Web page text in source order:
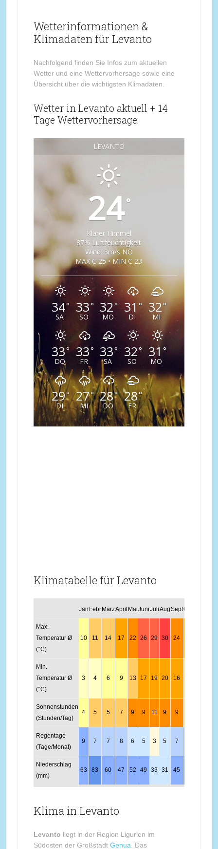
Wetterinformationen &
Klimadaten für Levanto
Nachfolgend finden Sie Infos zum aktuellen
Wetter und eine Wettervorhersage sowie eine
Übersicht über die wichtigsten Klimadaten.
Wetter in Levanto aktuell + 14
Tage Wettervorhersage:
LEVANTO
24°
Klarer Himmel
87% Luftfeuchtigkeit
Wind: 3m/s NO
MAX C 25 • MIN C 23
34°
SA
33°
SO
32°
MO
31°
DI
32°
MI
33°
DO
33°
FR
33°
SA
32°
SO
31°
MO
29°
DI
27°
MI
28°
DO
28°
FR
Klimatabelle für Levanto
Jan Febr MärzApril MaiJuniJuliAugSeptOkt
Max.
Temperatur Ø
(°C)
10 11 14 17 22 26 29 30 24
Min.
Temperatur Ø
(°C)
3 4 6 9 13 17 19 20 16
Sonnenstunden
(Stunden/Tag)
4 5 5 7 9 9 11 9 9
Regentage
(Tage/Monat)
9 7 7 8 6 5 3 5 7
Niederschlag
(mm)
63 83 60 47 52 49 33 31 45
Klima in Levanto
Levanto liegt in der Region Ligurien im
Südosten der Großstadt Genua. Das